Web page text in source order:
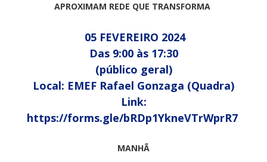
APROXIMAM REDE QUE TRANSFORMA
05 FEVEREIRO 2024
Das 9:00 às 17:30
(público geral)
Local: EMEF Rafael Gonzaga (Quadra)
Link:
https://forms.gle/bRDp1YkneVTrWprR7
MANHÃ